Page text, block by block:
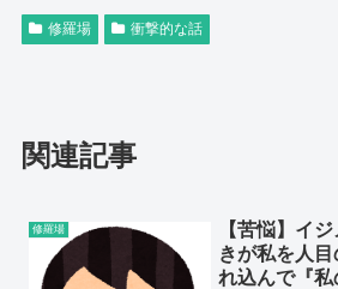
修羅場 衝撃的な話
関連記事
修羅場
【苦悩】イ
きが私を人
れ込んで『